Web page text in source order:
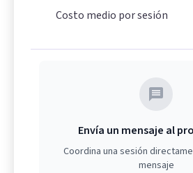
Costo medio por sesión
Envía un mensaje al
Coordina una sesión
mensaje